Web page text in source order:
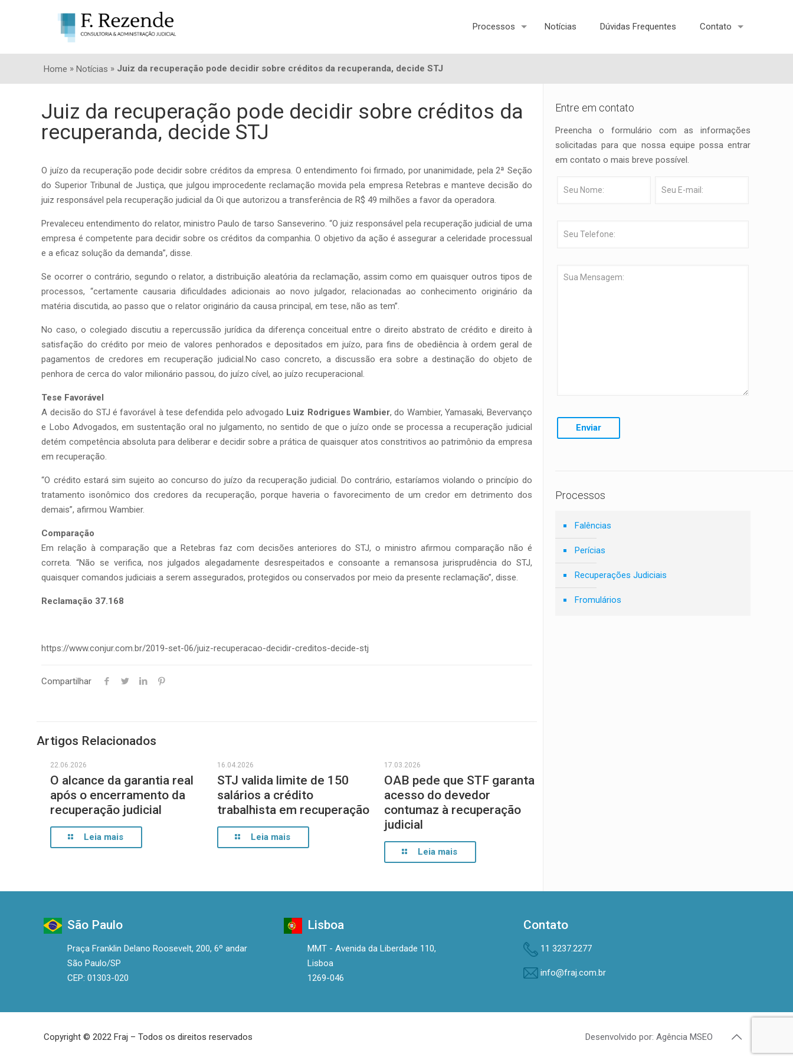
Processos Notícias Dúvidas Frequentes Contato
Home »Notícias » Juiz da recuperação pode decidir sobre créditos da recuperanda, decide STJ
Juiz da recuperação pode decidir sobre créditos da
recuperanda, decide STJ
O juízo da recuperação pode decidir sobre créditos da empresa. O entendimento foi firmado, por unanimidade, pela 2ª Seção
do Superior Tribunal de Justiça, que julgou improcedente reclamação movida pela empresa Retebras e manteve decisão do
juiz responsável pela recuperação judicial da Oi que autorizou a transferência de R$ 49 milhões a favor da operadora.
Prevaleceu entendimento do relator, ministro Paulo de tarso Sanseverino. “O juiz responsável pela recuperação judicial de uma
empresa é competente para decidir sobre os créditos da companhia. O objetivo da ação é assegurar a celeridade processual
e a eficaz solução da demanda”, disse.
Se ocorrer o contrário, segundo o relator, a distribuição aleatória da reclamação, assim como em quaisquer outros tipos de
processos, “certamente causaria dificuldades adicionais ao novo julgador, relacionadas ao conhecimento originário da
matéria discutida, ao passo que o relator originário da causa principal, em tese, não as tem”.
No caso, o colegiado discutiu a repercussão jurídica da diferença conceitual entre o direito abstrato de crédito e direito à
satisfação do crédito por meio de valores penhorados e depositados em juízo, para fins de obediência à ordem geral de
pagamentos de credores em recuperação judicial.No caso concreto, a discussão era sobre a destinação do objeto de
penhora de cerca do valor milionário passou, do juízo cível, ao juízo recuperacional.
Tese Favorável
A decisão do STJ é favorável à tese defendida pelo advogado Luiz Rodrigues Wambier, do Wambier, Yamasaki, Bevervanço
e Lobo Advogados, em sustentação oral no julgamento, no sentido de que o juízo onde se processa a recuperação judicial
detém competência absoluta para deliberar e decidir sobre a prática de quaisquer atos constritivos ao patrimônio da empresa
em recuperação.
“O crédito estará sim sujeito ao concurso do juízo da recuperação judicial. Do contrário, estaríamos violando o princípio do
tratamento isonômico dos credores da recuperação, porque haveria o favorecimento de um credor em detrimento dos
demais”, afirmou Wambier.
Comparação
Em relação à comparação que a Retebras faz com decisões anteriores do STJ, o ministro afirmou comparação não é
correta. “Não se verifica, nos julgados alegadamente desrespeitados e consoante a remansosa jurisprudência do STJ,
quaisquer comandos judiciais a serem assegurados, protegidos ou conservados por meio da presente reclamação”, disse.
Reclamação 37.168
https://www.conjur.com.br/2019-set-06/juiz-recuperacao-decidir-creditos-decide-stj
Compartilhar
Artigos Relacionados
22.06.2026
O alcance da garantia real
após o encerramento da
recuperação judicial
Leia mais
16.04.2026
STJ valida limite de 150
salários a crédito
trabalhista em recuperação
Leia mais
17.03.2026
OAB pede que STF garanta
acesso do devedor
contumaz à recuperação
judicial
Leia mais
Entre em contato
Preencha o formulário com as informações
solicitadas para que nossa equipe possa entrar
em contato o mais breve possível.
Processos
Falências
Perícias
Recuperações Judiciais
Fromulários
São Paulo
Praça Franklin Delano Roosevelt, 200, 6º andar
São Paulo/SP
CEP: 01303-020
Lisboa
MMT - Avenida da Liberdade 110,
Lisboa
1269-046
Contato
11 3237.2277
info@fraj.com.br
Copyright © 2022 Fraj – Todos os direitos reservados Desenvolvido por: Agência MSEO